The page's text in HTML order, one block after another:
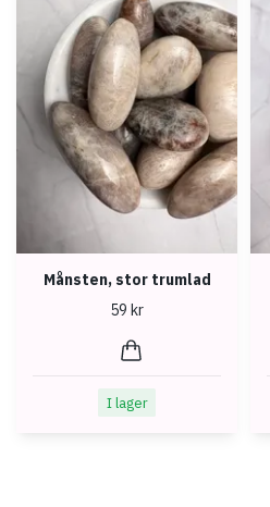
Månsten, stor trumlad
59 kr
I lager